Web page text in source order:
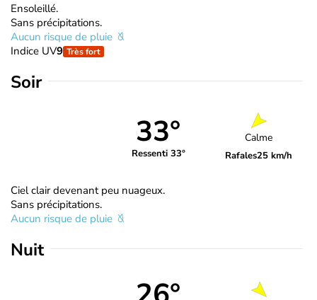
Ensoleillé.
Sans précipitations.
Aucun risque de pluie
Indice UV9 Très fort
Soir
33°
Ressenti 33°
Calme
Rafales25 km/h
Ciel clair devenant peu nuageux.
Sans précipitations.
Aucun risque de pluie
Nuit